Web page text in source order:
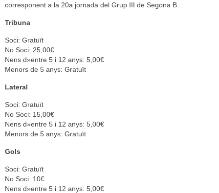
corresponent a la 20a jornada del Grup III de Segona B.
Tribuna
Soci: Gratuït
No Soci: 25,00€
Nens d»entre 5 i 12 anys: 5,00€
Menors de 5 anys: Gratuït
Lateral
Soci: Gratuït
No Soci: 15,00€
Nens d»entre 5 i 12 anys: 5,00€
Menors de 5 anys: Gratuït
Gols
Soci: Gratuït
No Soci: 10€
Nens d»entre 5 i 12 anys: 5,00€